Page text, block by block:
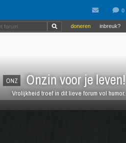
ONZ Onzin voor je leven!
Vrolijkheid troef in dit lieve forum vol humor.
inbreuk?
doneren